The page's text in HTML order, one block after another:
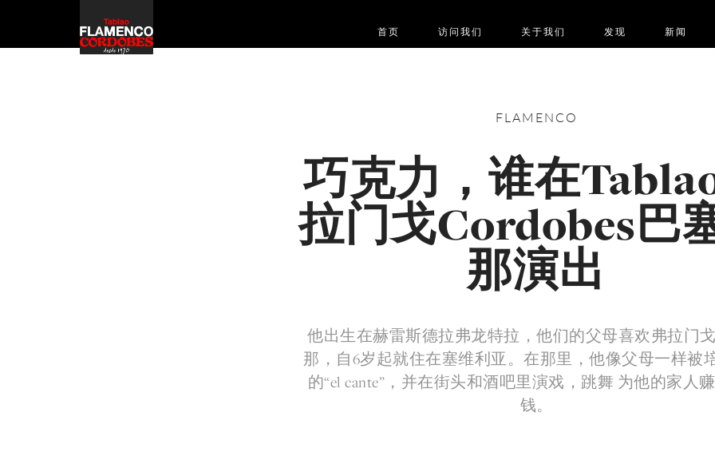
首页 访问我们 关于我们 发现 新闻
FLAMENCO
巧克力，谁在
拉门戈Cordobes巴
那演出
他出生在赫雷斯德拉弗龙特拉，他们的父母喜欢弗拉门
那，自6岁起就住在塞维利亚。在那里，他像父母一样被
的“el cante”，并在街头和酒吧里演戏，跳舞 为他的家人
钱。